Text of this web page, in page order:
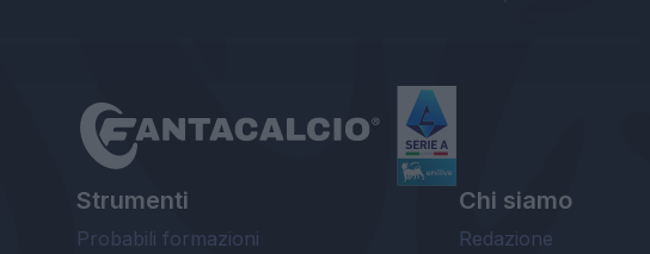
Strumenti
Probabili formazioni
Chi siamo
Redazione